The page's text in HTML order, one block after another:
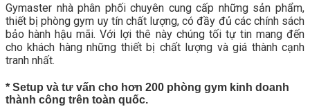
Gymaster nhà phân phối chuyên cung cấp những sản phẩm,
thiết bị phòng gym uy tín chất lượng, có đầy đủ các chính sách
bảo hành hậu mãi. Với lợi thê này chúng tối tự tin mang đến
cho khách hàng những thiết bị chất lượng và giá thành cạnh
tranh nhất.
* Setup và tư vấn cho hơn 200 phòng gym kinh doanh
thành công trên toàn quốc.